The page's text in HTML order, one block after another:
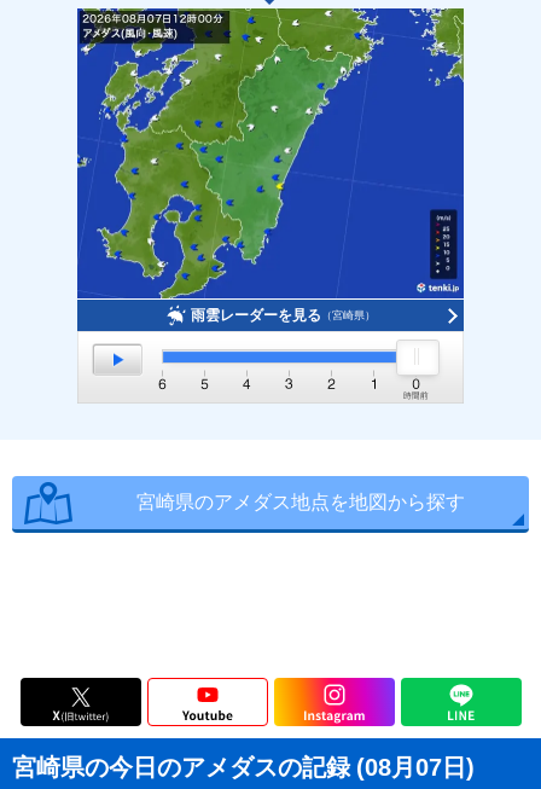
雨雲レーダーを見る （宮崎県）
宮崎県のアメダス地点を地図から探す
宮崎県の今日のアメダスの記録 (08月07日)